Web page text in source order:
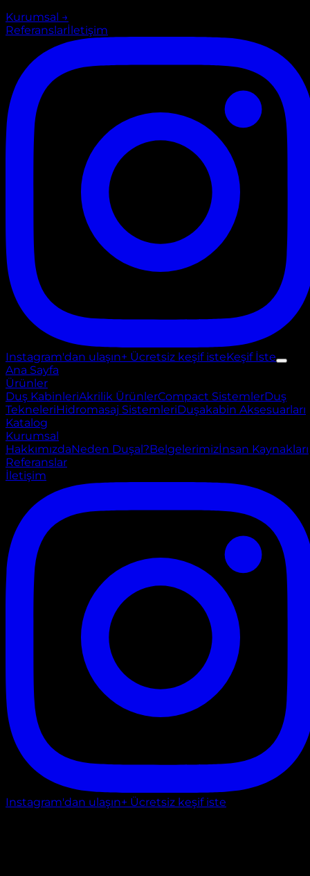
Kurumsal →
Referanslarİletişim
Instagram'dan ulaşın+ Ücretsiz keşif isteKeşif İste
Ana Sayfa
Ürünler
Duş KabinleriAkrilik ÜrünlerCompact SistemlerDuş
TekneleriHidromasaj SistemleriDuşakabin Aksesuarları
Katalog
Kurumsal
HakkımızdaNeden Duşal?Belgelerimizİnsan Kaynakları
Referanslar
İletişim
Instagram'dan ulaşın+ Ücretsiz keşif iste